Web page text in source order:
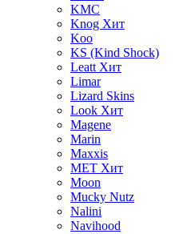
KMC
Knog Хит
Koo
KS (Kind Shock)
Leatt Хит
Limar
Lizard Skins
Look Хит
Magene
Marin
Maxxis
MET Хит
Moon
Mucky Nutz
Nalini
Navihood